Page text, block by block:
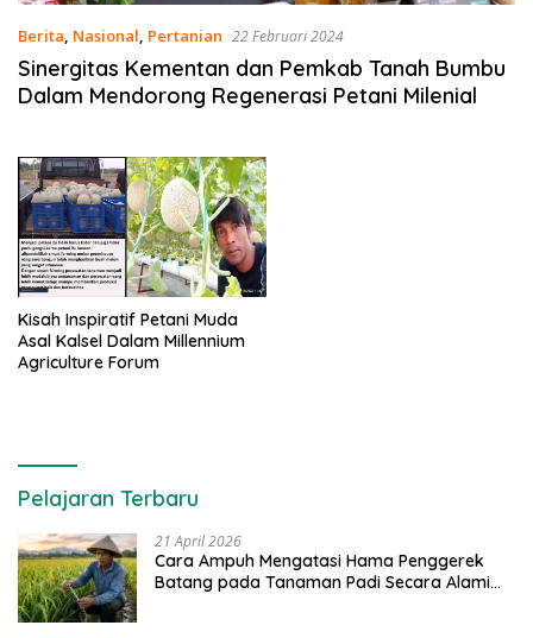
Berita, Nasional, Pertanian 22 Februari 2024
Sinergitas Kementan dan Pemkab Tanah Bumbu
Dalam Mendorong Regenerasi Petani Milenial
Kisah Inspiratif Petani Muda
Asal Kalsel Dalam Millennium
Agriculture Forum
Pelajaran Terbaru
21 April 2026
Cara Ampuh Mengatasi Hama Penggerek
Batang pada Tanaman Padi Secara Alami